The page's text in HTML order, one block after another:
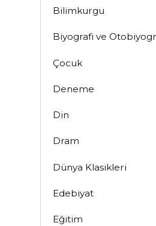
Bilimkurgu
Biyografi ve
Çocuk
Deneme
Din
Dram
Dünya Klasikleri
Edebiyat
Eğitim